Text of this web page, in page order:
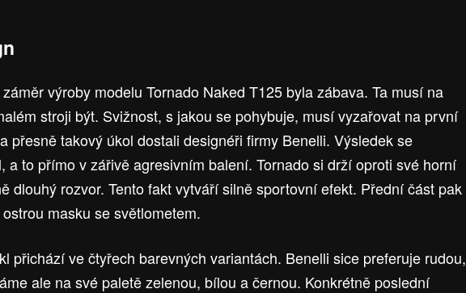
výroby modelu Tornado Naked T125 byla zábava. Ta musí na
stroji být. Svižnost, s jakou se pohybuje, musí vyzařovat na první
přesně takový úkol dostali designéři firmy Benelli. Výsledek se
a to přímo v zářivě agresivním balení. Tornado si drží oproti své horní
dlouhý rozvor. Tento fakt vytváří silně sportovní efekt. Přední část pak
masku se světlometem.
přichází ve čtyřech barevných variantách. Benelli sice preferuje rudou,
ale na své paletě zelenou, bílou a černou. Konkrétně poslední